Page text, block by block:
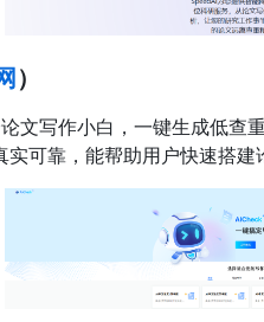
）
论文写作小白，一键生成低
可靠，能帮助用户快速搭建